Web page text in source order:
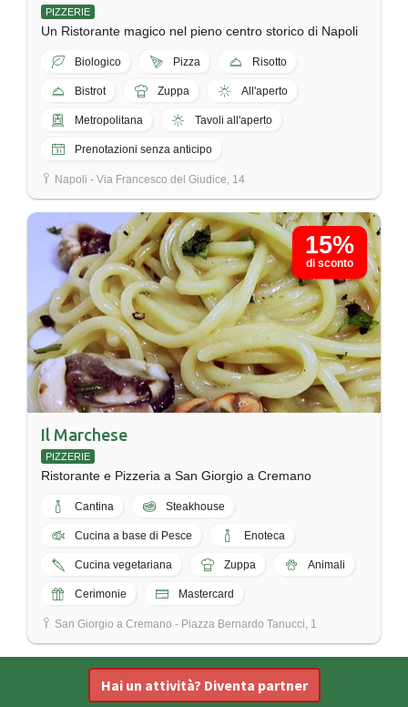
PIZZERIE
Un Ristorante magico nel pieno centro storico di Napoli
Biologico Pizza Risotto
Bistrot Zuppa All'aperto
Metropolitana Tavoli all'aperto
Prenotazioni senza anticipo
Napoli - Via Francesco del Giudice, 14
15%
di sconto
Il Marchese
PIZZERIE
Ristorante e Pizzeria a San Giorgio a Cremano
Cantina Steakhouse
Cucina a base di Pesce Enoteca
Cucina vegetariana Zuppa Animali
Cerimonie Mastercard
San Giorgio a Cremano - Piazza Bernardo Tanucci, 1
Hai un attività? Diventa partner